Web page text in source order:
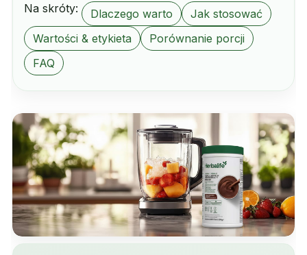
Na skróty: Dlaczego warto
Jak stosować
Wartości & etykieta
Porównanie porcji
FAQ